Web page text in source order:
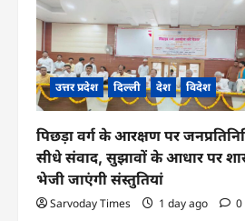
v
g
a
t
i
o
उत्तर प्रदेश दिल्ली देश विदेश
पिछड़ा वर्ग के आरक्षण पर
सीधे संवाद, सुझावों के आधार पर
भेजी जाएंगी संस्तुतियां
Sarvoday Times 1 day ago 0